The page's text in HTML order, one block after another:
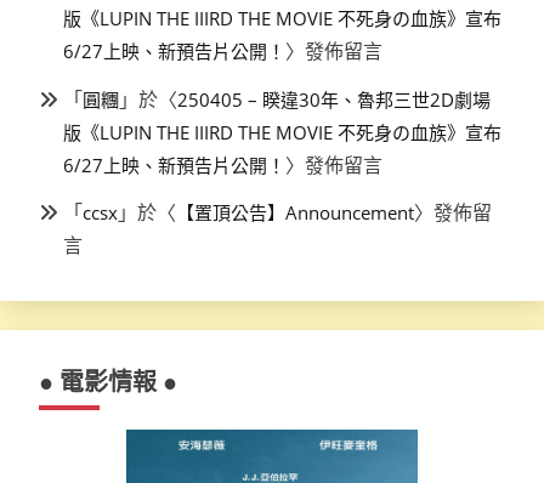
版《LUPIN THE IIIRD THE MOVIE 不死身の血族》宣布
6/27上映、新預告片公開！ 〉發佈留言
「圓糰 」於〈250405 – 睽違30年、魯邦三世2D劇場
版《LUPIN THE IIIRD THE MOVIE 不死身の血族》宣布
6/27上映、新預告片公開！ 〉發佈留言
「ccsx 」於〈 【置頂公告】Announcement〉發佈留
言
● 電影情報 ●